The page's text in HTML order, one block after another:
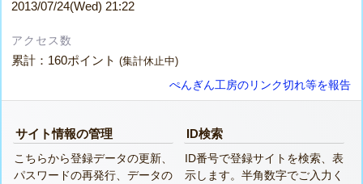
2013/07/24(Wed) 21:22
アクセス数
累計：160ポイント(集計休止中)
ぺんぎん工房のリンク切れ等を報告
サイト情報の管理
こちらから登録データの更新、
パスワードの再発行、データの
ID検索
ID番号で登録サイトを検索、表
示します。半角数字でご入力く